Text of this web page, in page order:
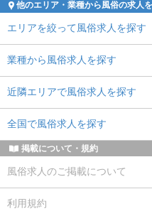
で夜バイトする女の子の通勤方法は
クシーを利用する、お店のスタッフ
ので、夏の暑い日も雪の降る冬の日
転に自信のない人でも、お仕事に集
他のエリア・業種から風俗の求人
エリアを絞って風俗求人を探す
業種から風俗求人を探す
近隣エリアで風俗求人を探す
全国で風俗求人を探す
掲載について・規約
風俗求人のご掲載について
利用規約